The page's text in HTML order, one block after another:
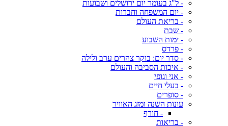
- ל"ג בעומר יום ירושלים ושבועות
- יום המשפחה וחברות
- בריאת העולם
- שבת
- ימות השבוע
- פרדס
- סדר יום: בוקר צהרים ערב ולילה
- איכות הסביבה והעולם
- אני וגופי
- בעלי חיים
- סופרים
עונות השנה ומזג האוויר
- חורף
- בריאות